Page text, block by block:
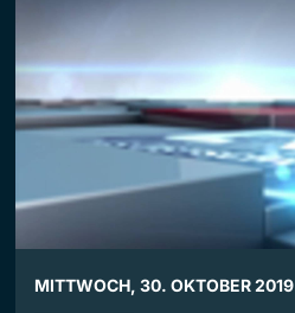
MITTWOCH, 30. OKTOBER 2019